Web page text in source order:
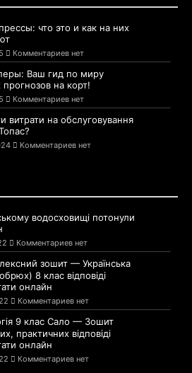
что это и как на них
Комментариев нет
Ваш гид по миру
на корт!
Комментариев нет
витрати на обслуговування
Комментариев нет
водосховищі потонули
Комментариев нет
зошит — Українська
8 клас відповіді
онлайн
Комментариев нет
9 клас Сало — Зошит
практичних відповіді
онлайн
Комментариев нет